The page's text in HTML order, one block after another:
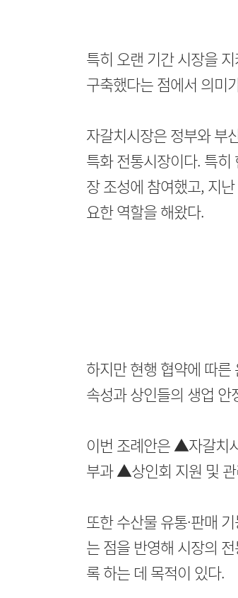
특히 오랜 기간 시장을
구축했다는 점에서 의미
자갈치시장은 정부와 부
특화 전통시장이다. 특
장 조성에 참여했고, 지
요한 역할을 해왔다.
하지만 현행 협약에 따
속성과 상인들의 생업
이번 조례안은 ▲자갈치
부과 ▲상인회 지원 및 관
또한 수산물 유통·판매
는 점을 반영해 시장의
록 하는 데 목적이 있다.